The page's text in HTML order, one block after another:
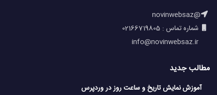
@novinwebsaz
شماره تماس : 02166719805
مطالب جدید
آموزش نمایش تاریخ و ساعت روز در وردپرس